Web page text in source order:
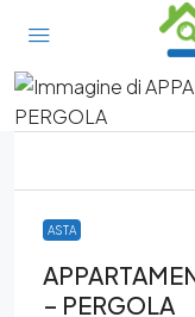
ASTA
– PERGOLA